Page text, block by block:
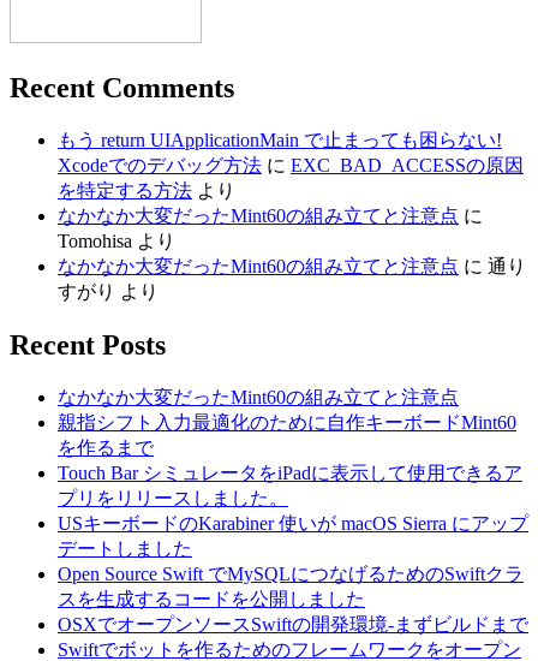
Recent Comments
もう return UIApplicationMain で止まっても困らない!
Xcodeでのデバッグ方法 に EXC_BAD_ACCESSの原因
を特定する方法 より
なかなか大変だったMint60の組み立てと注意点 に
Tomohisa より
なかなか大変だったMint60の組み立てと注意点 に 通り
すがり より
Recent Posts
なかなか大変だったMint60の組み立てと注意点
親指シフト入力最適化のために自作キーボードMint60
を作るまで
Touch Bar シミュレータをiPadに表示して使用できるア
プリをリリースしました。
USキーボードのKarabiner 使いが macOS Sierra にアップ
デートしました
Open Source Swift でMySQLにつなげるためのSwiftクラ
スを生成するコードを公開しました
OSXでオープンソースSwiftの開発環境-まずビルドまで
Swiftでボットを作るためのフレームワークをオープン